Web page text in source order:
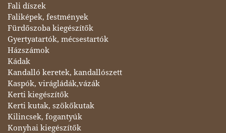
Fali díszek
Faliképek, festmények
Fürdőszoba kiegészítők
Gyertyatartók, mécsestartók
Házszámok
Kádak
Kandalló keretek, kandallószett
Kaspók, virágládák,vázák
Kerti kiegészítők
Kerti kutak, szökőkutak
Kilincsek, fogantyúk
Konyhai kiegészítők